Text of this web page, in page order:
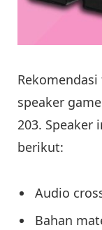
speaker
203. Speaker
berikut:
Audio
Bahan